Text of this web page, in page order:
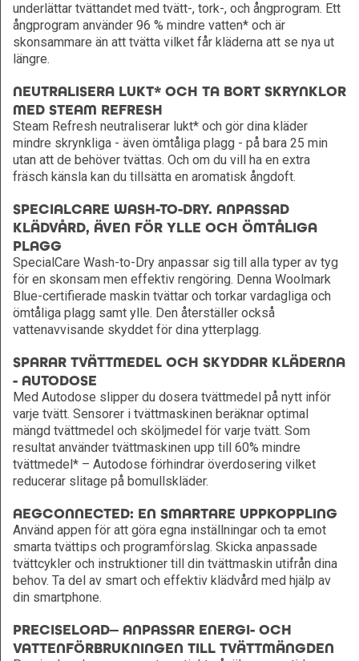
underlättar tvättandet med tvätt-, tork-, och ångprogram. Ett
ångprogram använder 96 % mindre vatten* och är
skonsammare än att tvätta vilket får kläderna att se nya ut
längre.
NEUTRALISERA LUKT* OCH TA BORT SKRYNKLOR
MED STEAM REFRESH
Steam Refresh neutraliserar lukt* och gör dina kläder
mindre skrynkliga - även ömtåliga plagg - på bara 25 min
utan att de behöver tvättas. Och om du vill ha en extra
fräsch känsla kan du tillsätta en aromatisk ångdoft.
SPECIALCARE WASH-TO-DRY. ANPASSAD
KLÄDVÅRD, ÄVEN FÖR YLLE OCH ÖMTÅLIGA
PLAGG
SpecialCare Wash-to-Dry anpassar sig till alla typer av tyg
för en skonsam men effektiv rengöring. Denna Woolmark
Blue-certifierade maskin tvättar och torkar vardagliga och
ömtåliga plagg samt ylle. Den återställer också
vattenavvisande skyddet för dina ytterplagg.
SPARAR TVÄTTMEDEL OCH SKYDDAR KLÄDERNA
- AUTODOSE
Med Autodose slipper du dosera tvättmedel på nytt inför
varje tvätt. Sensorer i tvättmaskinen beräknar optimal
mängd tvättmedel och sköljmedel för varje tvätt. Som
resultat använder tvättmaskinen upp till 60% mindre
tvättmedel* – Autodose förhindrar överdosering vilket
reducerar slitage på bomullskläder.
AEGCONNECTED: EN SMARTARE UPPKOPPLING
Använd appen för att göra egna inställningar och ta emot
smarta tvättips och programförslag. Skicka anpassade
tvättcykler och instruktioner till din tvättmaskin utifrån dina
behov. Ta del av smart och effektiv klädvård med hjälp av
din smartphone.
PRECISELOAD— ANPASSAR ENERGI- OCH
VATTENFÖRBRUKNINGEN TILL TVÄTTMÄNGDEN